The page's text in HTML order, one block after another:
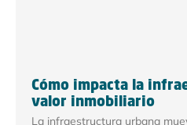
Cómo impacta la
valor inmobiliario
La infraestructura urbana